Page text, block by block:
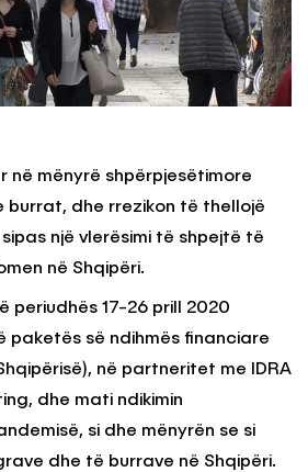
në mënyrë shpërpjesëtimore
burrat, dhe rrezikon të thellojë
një vlerësimi të shpejtë të
në Shqipëri.
periudhës 17-26 prill 2020
paketës së ndihmës financiare
në partneritet me IDRA
dhe mati ndikimin
si dhe mënyrën se si
dhe të burrave në Shqipëri.